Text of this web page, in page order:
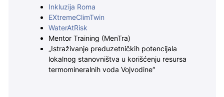
Inkluzija Roma
EXtremeClimTwin
WaterAtRisk
Mentor Training (MenTra)
„Istraživanje preduzetničkih potencijala
lokalnog stanovništva u korišćenju resursa
termomineralnih voda Vojvodine“